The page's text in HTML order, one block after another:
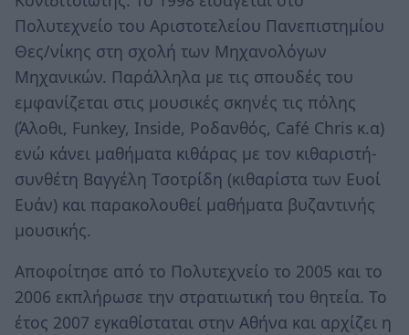
Πολυτεχνείο του Αριστοτελείου Πανεπιστημίου
Θες/νίκης στη σχολή των Μηχανολόγων
Μηχανικών. Παράλληλα με τις σπουδές του
εμφανίζεται στις μουσικές σκηνές τις πόλης
(Άλοθι, Funkey, Inside, Ροδανθός, Café Chris κ.α)
ενώ κάνει μαθήματα κιθάρας με τον κιθαριστή-
συνθέτη Βαγγέλη Τσοτρίδη (κιθαρίστα των Ευοί
Ευάν) και παρακολουθεί μαθήματα βυζαντινής
μουσικής.
Αποφοίτησε από το Πολυτεχνείο το 2005 και το
2006 εκπλήρωσε την στρατιωτική του θητεία. Το
έτος 2007 εγκαθίσταται στην Αθήνα και αρχίζει η